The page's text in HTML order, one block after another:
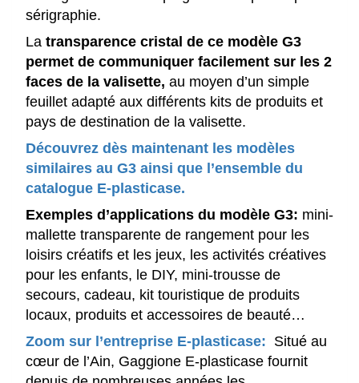
sérigraphie.
La transparence cristal de ce modèle G3
permet de communiquer facilement sur les 2
faces de la valisette, au moyen d’un simple
feuillet adapté aux différents kits de produits et
pays de destination de la valisette.
Découvrez dès maintenant les modèles
similaires au G3 ainsi que l’ensemble du
catalogue E-plasticase.
Exemples d’applications du modèle G3: mini-
mallette transparente de rangement pour les
loisirs créatifs et les jeux, les activités créatives
pour les enfants, le DIY, mini-trousse de
secours, cadeau, kit touristique de produits
locaux, produits et accessoires de beauté…
Zoom sur l’entreprise E-plasticase: Situé au
cœur de l’Ain, Gaggione E-plasticase fournit